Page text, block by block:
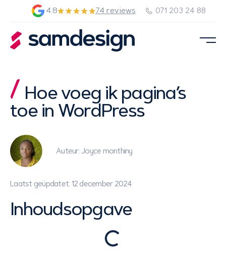
4.8 74 reviews 071 203 24 88
Hoe voeg ik pagina’s
toe in WordPress
Auteur: Joyce monthiny
Laatst geüpdatet: 12 december 2024
Inhoudsopgave